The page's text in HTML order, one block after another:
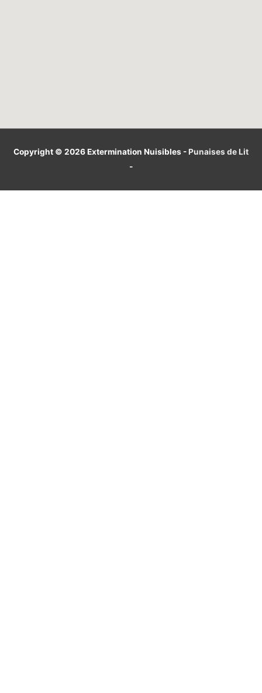
Copyright © 2026Extermination Nuisibles -Punaises de Lit
-